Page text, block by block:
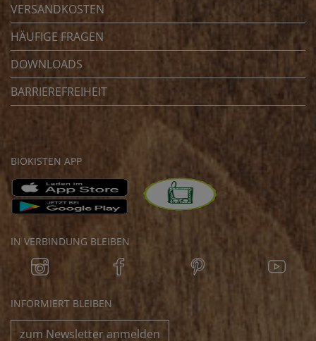
VERSANDKOSTEN
HÄUFIGE FRAGEN
DOWNLOADS
BARRIEREFREIHEIT
BIOKISTEN APP
IN VERBINDUNG BLEIBEN
INFORMIERT BLEIBEN
zum Newsletter anmelden